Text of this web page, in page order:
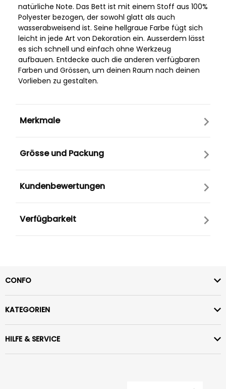
natürliche Note. Das Bett ist mit einem Stoff aus 100%
Polyester bezogen, der sowohl glatt als auch
wasserabweisend ist. Seine hellgraue Farbe fügt sich
leicht in jede Art von Dekoration ein. Ausserdem lässt
es sich schnell und einfach ohne Werkzeug
aufbauen. Entdecke auch die anderen verfügbaren
Farben und Grössen, um deinen Raum nach deinen
Vorlieben zu gestalten.
Merkmale
Grösse und Packung
Kundenbewertungen
Verfügbarkeit
CONFO
KATEGORIEN
HILFE & SERVICE